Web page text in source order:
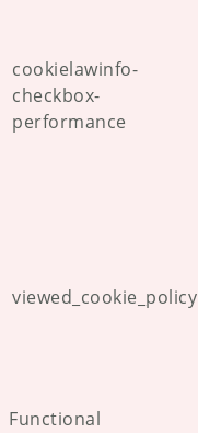
cookielawinfo-
checkbox-
performance
viewed_cookie_policy
Functional